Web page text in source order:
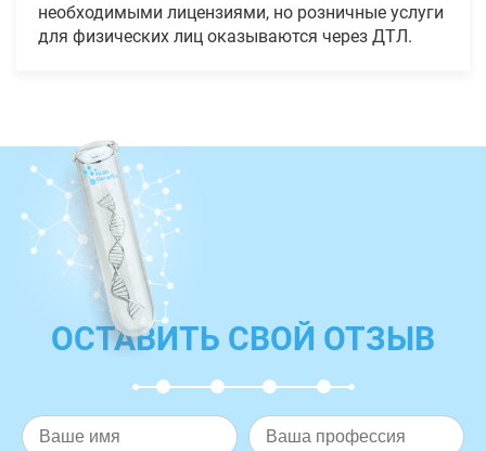
необходимыми лицензиями, но розничные услуги
для физических лиц оказываются через ДТЛ.
ОСТАВИТЬ СВОЙ ОТЗЫВ